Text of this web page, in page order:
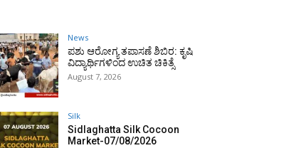
News
ಪಶು ಆರೋಗ್ಯ ತಪಾಸಣೆ ಶಿಬಿರ: ಕೃಷಿ
ವಿದ್ಯಾರ್ಥಿಗಳಿಂದ ಉಚಿತ ಚಿಕಿತ್ಸೆ
August 7, 2026
Silk
Sidlaghatta Silk Cocoon
Market-07/08/2026